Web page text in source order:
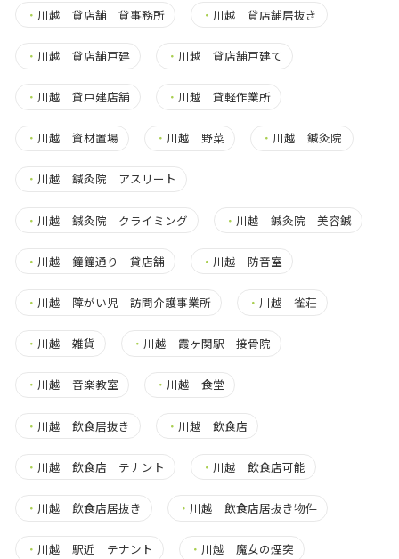
・ 川越 貸店舗 貸事務所 ・ 川越 貸店舗居抜き
・ 川越 貸店舗戸建 ・ 川越 貸店舗戸建て
・ 川越 貸戸建店舗 ・ 川越 貸軽作業所
・ 川越 資材置場 ・ 川越 野菜 ・ 川越 鍼灸院
・ 川越 鍼灸院 アスリート
・ 川越 鍼灸院 クライミング ・ 川越 鍼灸院 美容鍼
・ 川越 鐘鐘通り 貸店舗 ・ 川越 防音室
・ 川越 障がい児 訪問介護事業所 ・ 川越 雀荘
・ 川越 雑貨 ・ 川越 霞ヶ関駅 接骨院
・ 川越 音楽教室 ・ 川越 食堂
・ 川越 飲食居抜き ・ 川越 飲食店
・ 川越 飲食店 テナント ・ 川越 飲食店可能
・ 川越 飲食店居抜き ・ 川越 飲食店居抜き物件
・ 川越 駅近 テナント ・ 川越 魔女の煙突